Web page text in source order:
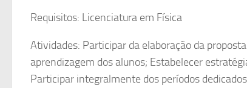
Requisitos: Licenciatura em Física
Atividades: Participar da elaboração da
aprendizagem dos alunos; Estabelecer
Participar integralmente dos períodos